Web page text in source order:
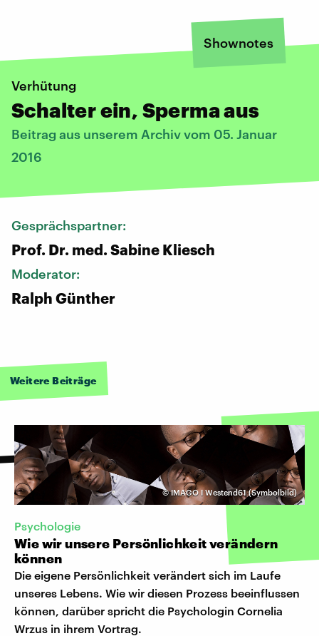
Shownotes
Verhütung
Schalter ein, Sperma aus
Beitrag aus unserem Archiv vom 05. Januar
2016
Gesprächspartner:
Prof. Dr. med. Sabine Kliesch
Moderator:
Ralph Günther
Weitere Beiträge
©IMAGO I Westend61 (Symbolbild)
Psychologie
Wie wir unsere Persönlichkeit verändern
können
Die eigene Persönlichkeit verändert sich im Laufe
unseres Lebens. Wie wir diesen Prozess beeinflussen
können, darüber spricht die Psychologin Cornelia
Wrzus in ihrem Vortrag.